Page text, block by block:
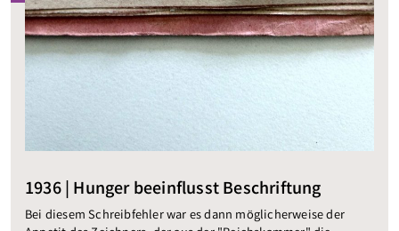
1936 | Hunger beeinflusst Beschriftung
Bei diesem Schreibfehler war es dann möglicherweise der